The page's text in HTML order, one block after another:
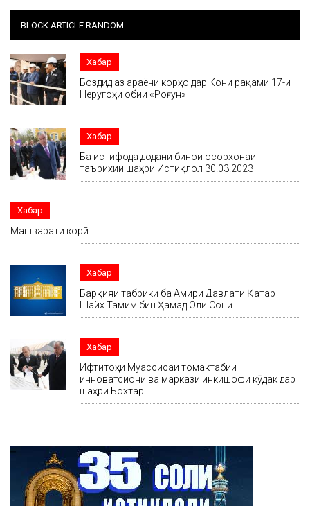
BLOCK ARTICLE RANDOM
Хабар
Боздид аз ҷараёни корҳо дар Кони рақами 17-и
Неругоҳи обии «Роғун»
Хабар
Ба истифода додани бинои осорхонаи
таърихии шаҳри Истиқлол 30.03.2023
Хабар
Машварати корӣ
Хабар
Барқияи табрикӣ ба Амири Давлати Қатар
Шайх Тамим бин Ҳамад Оли Сонӣ
Хабар
Ифтитоҳи Муассисаи томактабии
инноватсионӣ ва маркази инкишофи кӯдак дар
шаҳри Бохтар